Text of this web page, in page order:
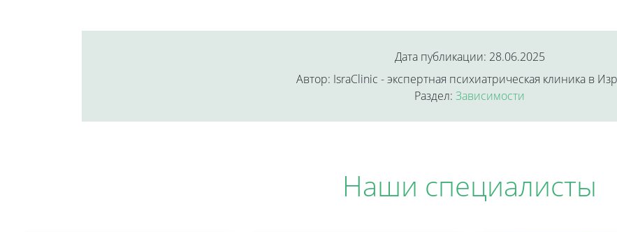
Дата публикации: 28.06.2025
Автор: IsraClinic - экспертная психиатрическая клиника в
Раздел: Зависимости
Наши специалисты